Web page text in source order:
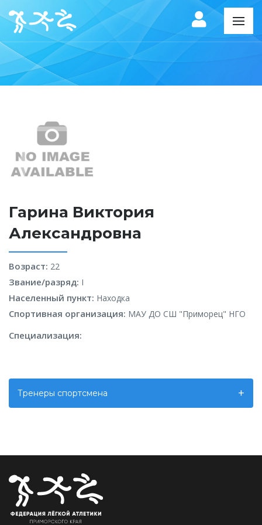
Гарина Виктория
Александровна
Возраст: 22
Звание/разряд: I
Населенный пункт: Находка
Спортивная организация: МАУ ДО СШ "Приморец" НГО
Специализация:
Тренеры спортсмена